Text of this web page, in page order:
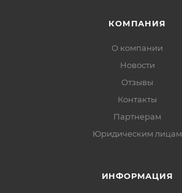
КОМПАНИЯ
О компании
Новости
Отзывы
Контакты
Партнерам
Юридическим лицам
ИНФОРМАЦИЯ